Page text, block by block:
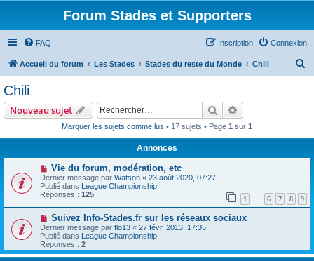
Forum Stades et Supporters
FAQ Connexion
Inscription
Accueil du forum Les Stades Stades du reste du Monde Chili
Chili
Nouveau sujet Rechercher
Marquer les sujets comme lus • 17 sujets • Page 1 sur 1
Annonces
Vie du forum, modération, etc
Dernier message par Watson « 23 août 2020, 07:27
Publié dans League Championship
Réponses : 125 1 … 6 7 8 9
Suivez Info-Stades.fr sur les réseaux sociaux
Dernier message par flo13 « 27 févr. 2013, 17:35
Publié dans League Championship
Réponses : 2